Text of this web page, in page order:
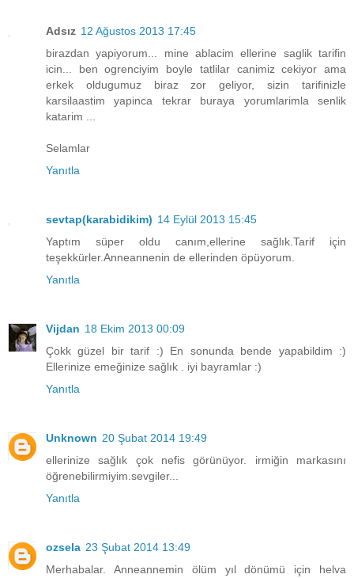
Adsız 12 Ağustos 2013 17:45
birazdan yapiyorum... mine ablacim ellerine saglik tarifin
icin... ben ogrenciyim boyle tatlilar canimiz cekiyor ama
erkek oldugumuz biraz zor geliyor, sizin tarifinizle
karsilaastim yapinca tekrar buraya yorumlarimla senlik
katarim ...
Selamlar
Yanıtla
sevtap(karabidikim) 14 Eylül 2013 15:45
Yaptım süper oldu canım,ellerine sağlık.Tarif için
teşekkürler.Anneannenin de ellerinden öpüyorum.
Yanıtla
Vijdan 18 Ekim 2013 00:09
Çokk güzel bir tarif :) En sonunda bende yapabildim :)
Ellerinize emeğinize sağlık . iyi bayramlar :)
Yanıtla
Unknown 20 Şubat 2014 19:49
ellerinize sağlık çok nefis görünüyor. irmiğin markasını
öğrenebilirmiyim.sevgiler...
Yanıtla
ozsela 23 Şubat 2014 13:49
Merhabalar. Anneannemin ölüm yıl dönümü için helva